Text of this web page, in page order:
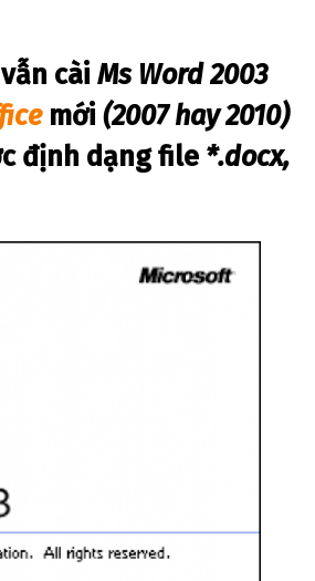
cài Ms Word 2003
mới (2007 hay 2010)
định dạng file *.docx,